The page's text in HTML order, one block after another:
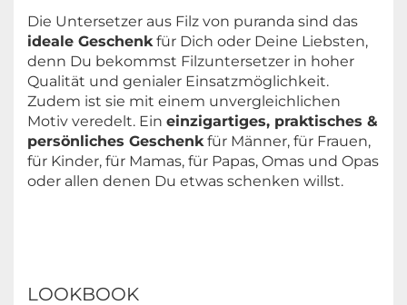
Die Untersetzer aus Filz von puranda sind das
ideale Geschenk für Dich oder Deine Liebsten,
denn Du bekommst Filzuntersetzer in hoher
Qualität und genialer Einsatzmöglichkeit.
Zudem ist sie mit einem unvergleichlichen
Motiv veredelt. Ein einzigartiges, praktisches &
persönliches Geschenk für Männer, für Frauen,
für Kinder, für Mamas, für Papas, Omas und Opas
oder allen denen Du etwas schenken willst.
LOOKBOOK